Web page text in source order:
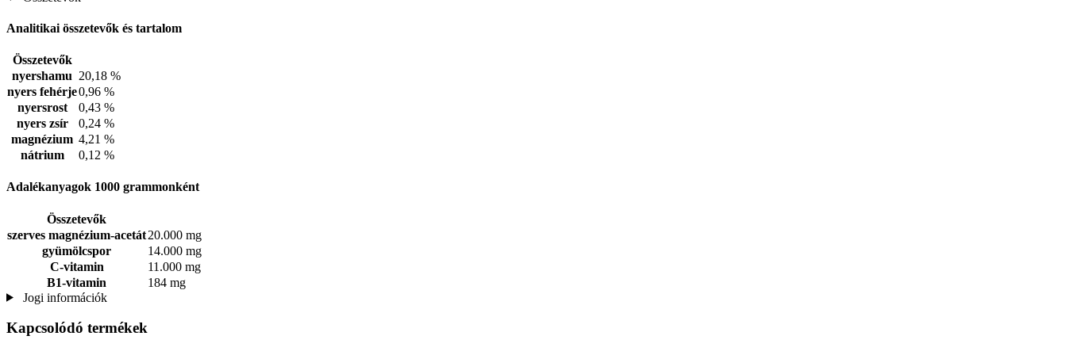
Analitikai összetevők és tartalom
Összetevők
nyershamu 20,18 %
nyers fehérje0,96 %
nyersrost
0,43 %
nyers zsír
0,24 %
magnézium 4,21 %
nátrium
0,12 %
Adalékanyagok 1000 grammonként
Összetevők
szerves magnézium-acetát20.000 mg
gyümölcspor
14.000 mg
C-vitamin
11.000 mg
B1-vitamin
184 mg
Jogi információk
Kapcsolódó termékek